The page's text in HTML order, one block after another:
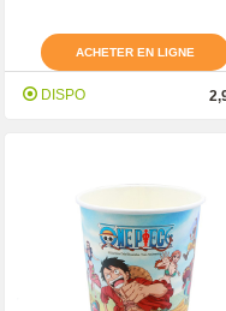
ACHETER EN LIGNE
DISPO